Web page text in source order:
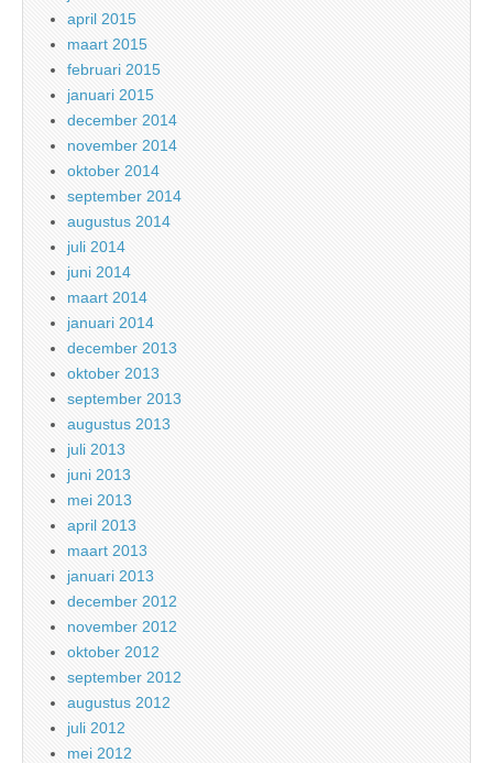
april 2015
maart 2015
februari 2015
januari 2015
december 2014
november 2014
oktober 2014
september 2014
augustus 2014
juli 2014
juni 2014
maart 2014
januari 2014
december 2013
oktober 2013
september 2013
augustus 2013
juli 2013
juni 2013
mei 2013
april 2013
maart 2013
januari 2013
december 2012
november 2012
oktober 2012
september 2012
augustus 2012
juli 2012
mei 2012